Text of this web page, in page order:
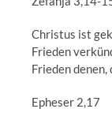
Christus ist
Frieden
Frieden denen,
Epheser 2,17